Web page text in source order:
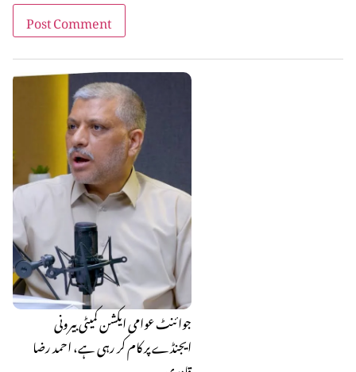
جوائنٹ عوامی ایکشن کمیٹی بیرونی
ایجنڈے پر کام کر رہی ہے، احمد رضا